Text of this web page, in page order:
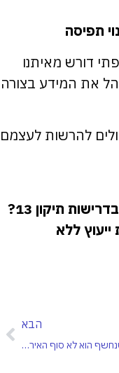
דורש מאיתנו
את המידע בצורה
להרשות לעצמם
תיקון 13?
ללא
הבא
Secret שנחשף הוא לא סוף האירוע. הוא תחילת החקירה